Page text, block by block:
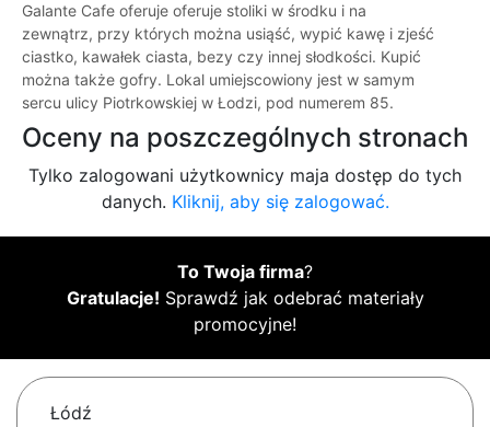
Galante Cafe oferuje oferuje stoliki w środku i na
zewnątrz, przy których można usiąść, wypić kawę i zjeść
ciastko, kawałek ciasta, bezy czy innej słodkości. Kupić
można także gofry. Lokal umiejscowiony jest w samym
sercu ulicy Piotrkowskiej w Łodzi, pod numerem 85.
Oceny na poszczególnych stronach
Tylko zalogowani użytkownicy maja dostęp do tych
danych. Kliknij, aby się zalogować.
To Twoja firma?
Gratulacje! Sprawdź jak odebrać materiały
promocyjne!
Łódź